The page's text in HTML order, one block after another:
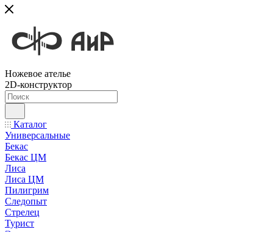
Ножевое ателье
2D-конструктор
Каталог
Универсальные
Бекас
Бекас ЦМ
Лиса
Лиса ЦМ
Пилигрим
Следопыт
Стрелец
Турист